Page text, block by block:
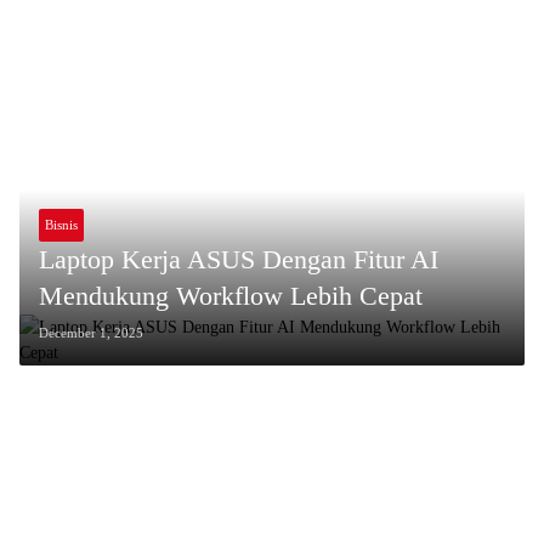
Bisnis
Laptop Kerja ASUS Dengan Fitur AI
Mendukung Workflow Lebih Cepat
December 1, 2025